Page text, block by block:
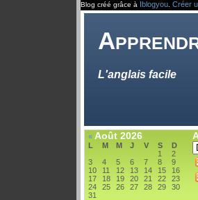
Blog créé grâce à Iblogyou Créer
L'anglais facile
« Août 2026
L M M J V S
D
1
2
3
4 5 6 7 8
9
10
11 12 13 14 15
16
17
18 19 20 21 22
23
24
25 26 27 28 29
30
31